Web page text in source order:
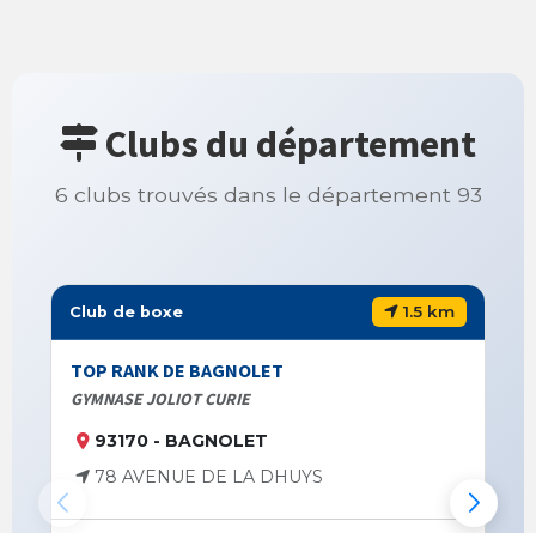
Clubs du département
6 clubs trouvés dans le département 93
Club de boxe 1.5 km
TOP RANK DE BAGNOLET
GYMNASE JOLIOT CURIE
93170 - BAGNOLET
78 AVENUE DE LA DHUYS